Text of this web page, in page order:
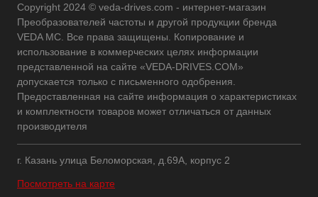
Copyright 2024 © veda-drives.com - интернет-магазин
Преобразователей частоты и другой продукции бренда
VEDA MC. Все права защищены. Копирование и
использование в коммерческих целях информации
представленной на сайте «VEDA-DRIVES.COM»
допускается только с письменного одобрения.
Предоставленная на сайте информация о характеристиках
и комплектности товаров может отличаться от данных
производителя
г. Казань улица Беломорская, д.69А, корпус 2
Посмотреть на карте